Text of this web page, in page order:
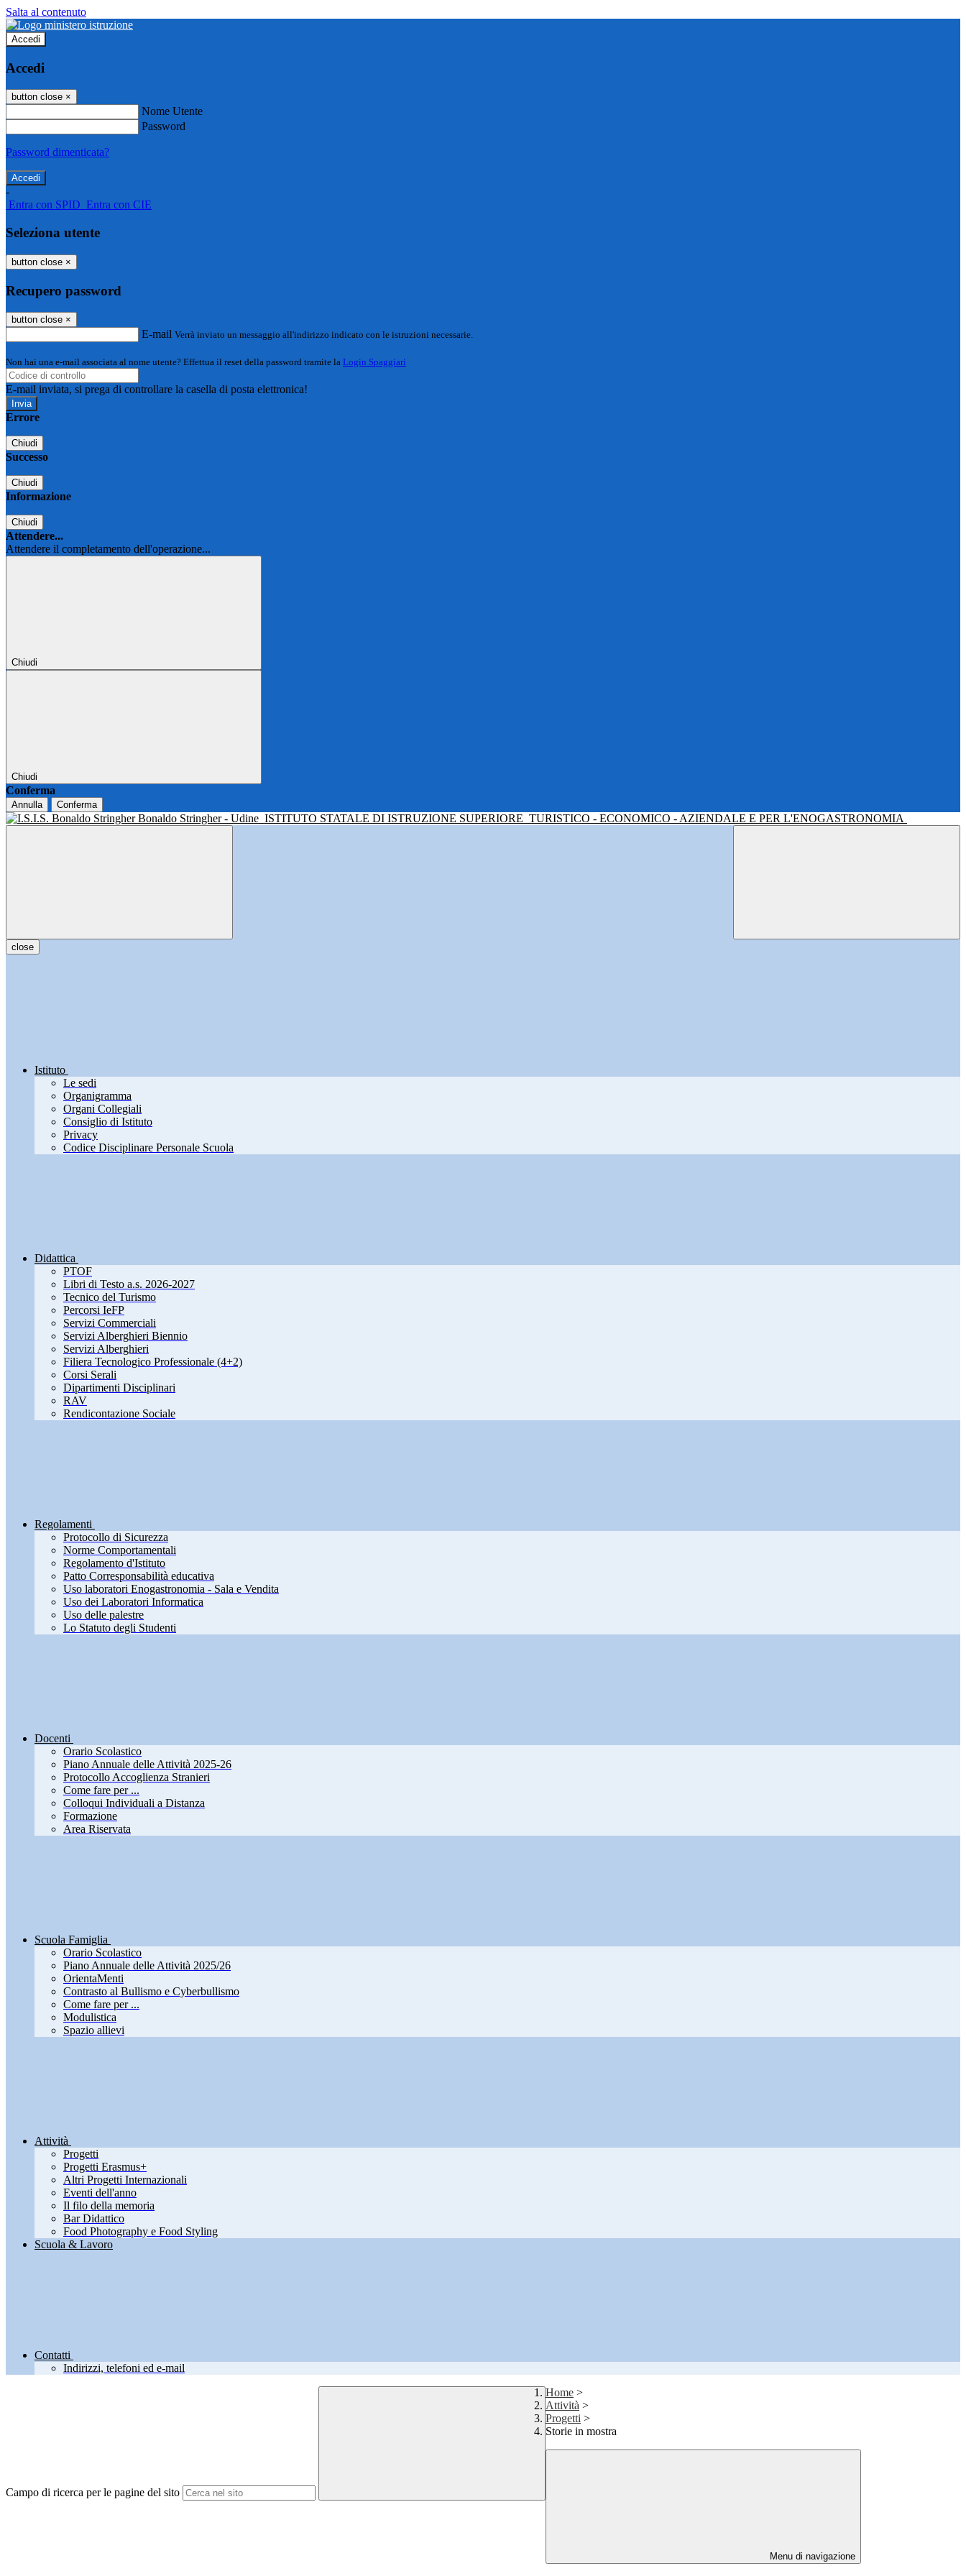
Salta al contenuto
Accedi
Accedi
button close ×
Nome Utente
Password
Password dimenticata?
-
Entra con SPID Entra con CIE
Seleziona utente
button close ×
Recupero password
button close ×
E-mail Verrà inviato un messaggio all'indirizzo indicato con le istruzioni necessarie.
Non hai una e-mail associata al nome utente? Effettua il reset della password tramite la Login Spaggiari
E-mail inviata, si prega di controllare la casella di posta elettronica!
Errore
Chiudi
Successo
Chiudi
Informazione
Chiudi
Attendere...
Attendere il completamento dell'operazione...
Chiudi
Chiudi
Conferma
Annulla Conferma
Bonaldo Stringher - Udine ISTITUTO STATALE DI ISTRUZIONE SUPERIORE TURISTICO - ECONOMICO - AZIENDALE E PER L'ENOGASTRONOMIA
close
Istituto
Le sedi
Organigramma
Organi Collegiali
Consiglio di Istituto
Privacy
Codice Disciplinare Personale Scuola
Didattica
PTOF
Libri di Testo a.s. 2026-2027
Tecnico del Turismo
Percorsi IeFP
Servizi Commerciali
Servizi Alberghieri Biennio
Servizi Alberghieri
Filiera Tecnologico Professionale (4+2)
Corsi Serali
Dipartimenti Disciplinari
RAV
Rendicontazione Sociale
Regolamenti
Protocollo di Sicurezza
Norme Comportamentali
Regolamento d'Istituto
Patto Corresponsabilità educativa
Uso laboratori Enogastronomia - Sala e Vendita
Uso dei Laboratori Informatica
Uso delle palestre
Lo Statuto degli Studenti
Docenti
Orario Scolastico
Piano Annuale delle Attività 2025-26
Protocollo Accoglienza Stranieri
Come fare per ...
Colloqui Individuali a Distanza
Formazione
Area Riservata
Scuola Famiglia
Orario Scolastico
Piano Annuale delle Attività 2025/26
OrientaMenti
Contrasto al Bullismo e Cyberbullismo
Come fare per ...
Modulistica
Spazio allievi
Attività
Progetti
Progetti Erasmus+
Altri Progetti Internazionali
Eventi dell'anno
Il filo della memoria
Bar Didattico
Food Photography e Food Styling
Scuola & Lavoro
Contatti
Indirizzi, telefoni ed e-mail
Campo di ricerca per le pagine del sito
Home >
Attività >
Progetti >
Storie in mostra
Menu di navigazione